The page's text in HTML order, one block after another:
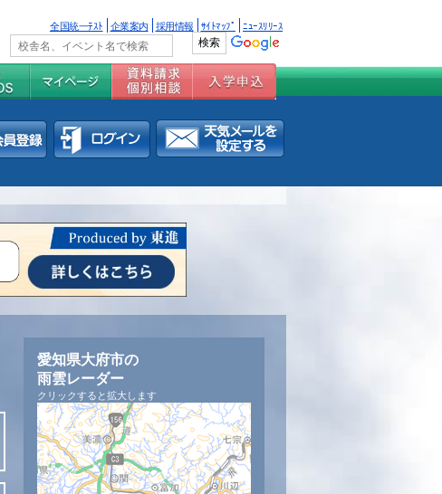
全国統一ﾃｽﾄ 企業案内 採用情報 ｻｲﾄﾏｯﾌﾟ ﾆｭｰｽﾘﾘｰｽ
愛知県大府市の
雨雲レーダー
クリックすると拡大します